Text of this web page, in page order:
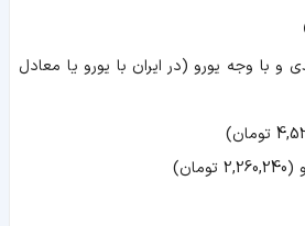
و با وجه یورو (در ایران با یورو یا معادل